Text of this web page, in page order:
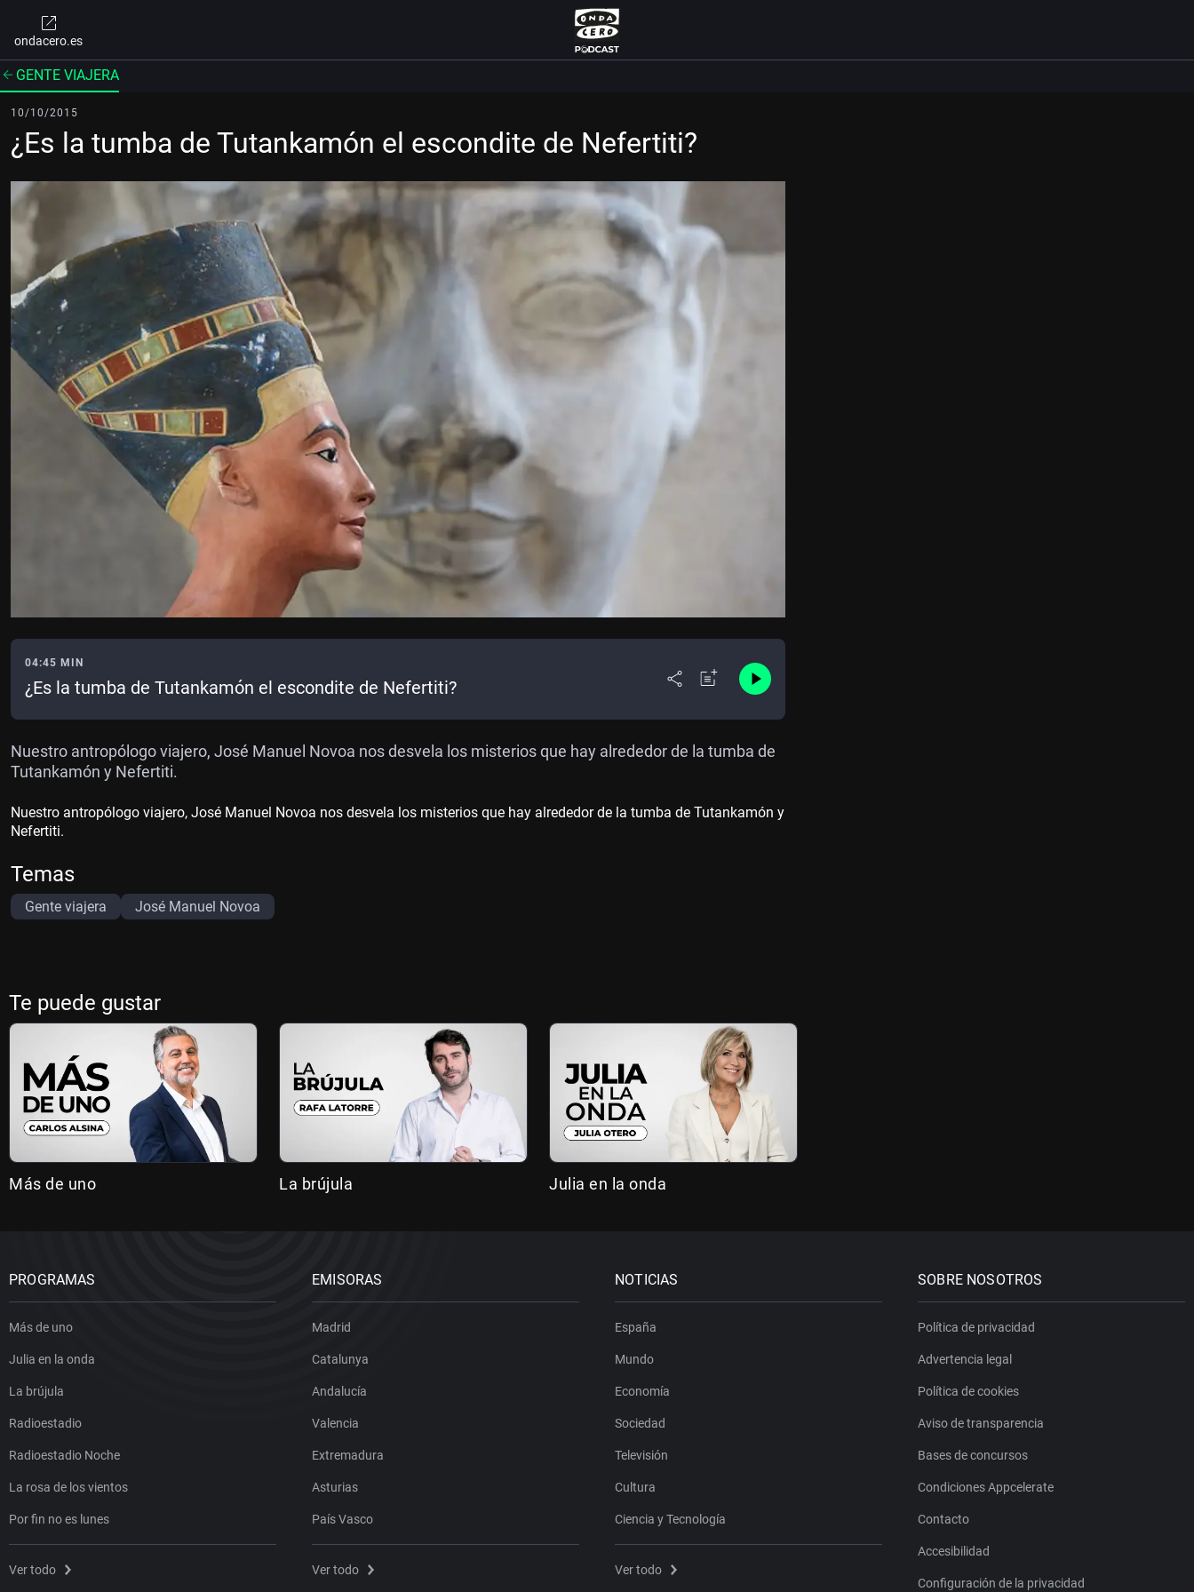
ondacero.es
GENTE VIAJERA
10/10/2015
¿Es la tumba de Tutankamón el escondite de Nefertiti?
04:45 MIN
¿Es la tumba de Tutankamón el escondite de Nefertiti?
Nuestro antropólogo viajero, José Manuel Novoa nos desvela los misterios que hay alrededor de la tumba de
Tutankamón y Nefertiti.
Nuestro antropólogo viajero, José Manuel Novoa nos desvela los misterios que hay alrededor de la tumba de Tutankamón y
Nefertiti.
Temas
Gente viajera José Manuel Novoa
Te puede gustar
Más de uno La brújula Julia en la onda
PROGRAMAS
Más de uno
Julia en la onda
La brújula
Radioestadio
Radioestadio Noche
La rosa de los vientos
Por fin no es lunes
Ver todo
EMISORAS
Madrid
Catalunya
Andalucía
Valencia
Extremadura
Asturias
País Vasco
Ver todo
NOTICIAS
España
Mundo
Economía
Sociedad
Televisión
Cultura
Ciencia y Tecnología
Ver todo
SOBRE NOSOTROS
Política de privacidad
Advertencia legal
Política de cookies
Aviso de transparencia
Bases de concursos
Condiciones Appcelerate
Contacto
Accesibilidad
Configuración de la privacidad